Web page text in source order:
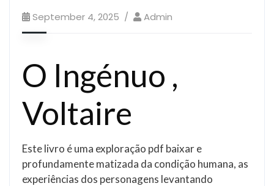
September 4, 2025 Admin
O Ingénuo ,
Voltaire
Este livro é uma exploração pdf baixar e
profundamente matizada da condição humana, as
experiências dos personagens levantando